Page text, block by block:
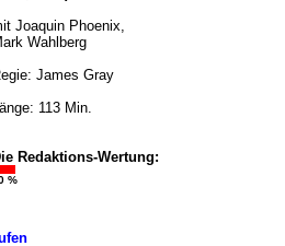
Joaquin Phoenix,
Wahlberg
James Gray
113 Min.
Redaktions-Wertung:
%